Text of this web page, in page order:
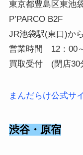
東京都豊島区東池
P’PARCO B2F
JR池袋駅(東口)か
営業時間 12：00
買取受付 (閉店30
まんだらけ公式サ
渋谷・原宿